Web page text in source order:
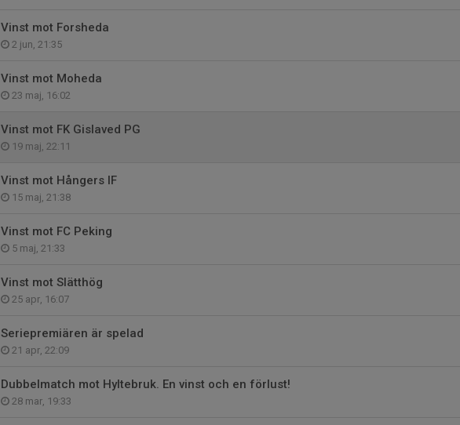
Vinst mot Forsheda
2 jun, 21:35
Vinst mot Moheda
23 maj, 16:02
Vinst mot FK Gislaved PG
19 maj, 22:11
Vinst mot Hångers IF
15 maj, 21:38
Vinst mot FC Peking
5 maj, 21:33
Vinst mot Slätthög
25 apr, 16:07
Seriepremiären är spelad
21 apr, 22:09
Dubbelmatch mot Hyltebruk. En vinst och en förlust!
28 mar, 19:33